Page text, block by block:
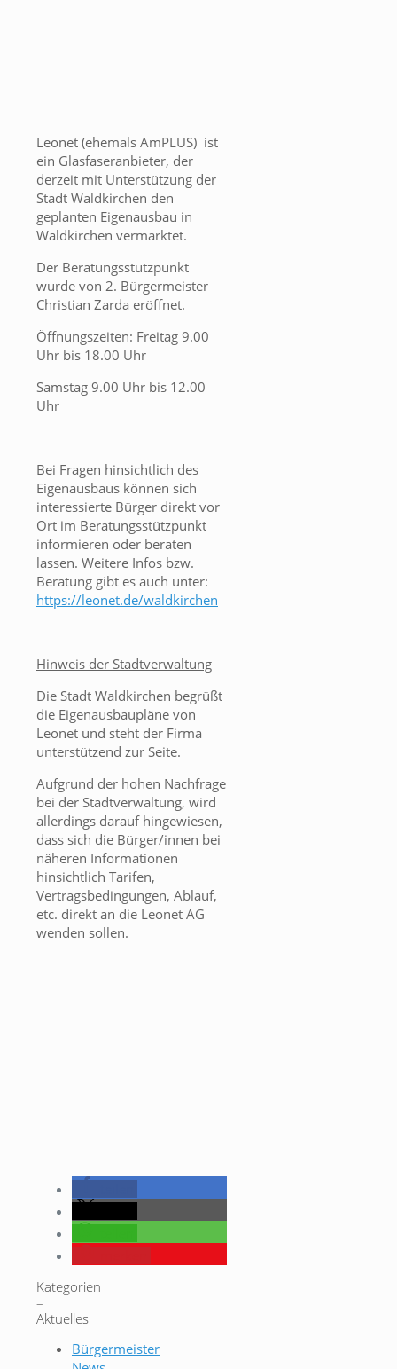
Leonet (ehemals AmPLUS) ist
ein Glasfaseranbieter, der
derzeit mit Unterstützung der
Stadt Waldkirchen den
geplanten Eigenausbau in
Waldkirchen vermarktet.
Der Beratungsstützpunkt
wurde von 2. Bürgermeister
Christian Zarda eröffnet.
Öffnungszeiten: Freitag 9.00
Uhr bis 18.00 Uhr
Samstag 9.00 Uhr bis 12.00
Uhr
Bei Fragen hinsichtlich des
Eigenausbaus können sich
interessierte Bürger direkt vor
Ort im Beratungsstützpunkt
informieren oder beraten
lassen. Weitere Infos bzw.
Beratung gibt es auch unter:
https://leonet.de/waldkirchen
Hinweis der Stadtverwaltung
Die Stadt Waldkirchen begrüßt
die Eigenausbaupläne von
Leonet und steht der Firma
unterstützend zur Seite.
Aufgrund der hohen Nachfrage
bei der Stadtverwaltung, wird
allerdings darauf hingewiesen,
dass sich die Bürger/innen bei
näheren Informationen
hinsichtlich Tarifen,
Vertragsbedingungen, Ablauf,
etc. direkt an die Leonet AG
wenden sollen.
Kategorien
–
Aktuelles
Bürgermeister